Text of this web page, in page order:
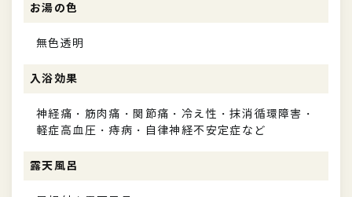
お湯の色
無色透明
入浴効果
神経痛・筋肉痛・関節痛・冷え性・抹消循環障害・
軽症高血圧・痔病・自律神経不安定症など
露天風呂